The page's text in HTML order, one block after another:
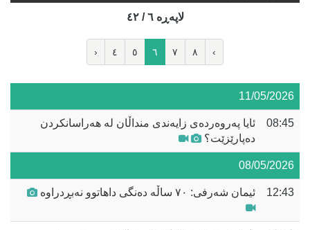
لاپه‌ڕه‌ ٦ / ٤٢
‹ ٤ ٥ ٦ ٧ ٨ ›
11/05/2026
08:45
ئایا پەروەردەی زایەندی منداڵان لە هەراسانکردن
دەپارێزێت؟
08/05/2026
12:43 ئیمان شەرفی: ٧٠ ساڵە دەنگی داهاتوو نەبڕدراوە